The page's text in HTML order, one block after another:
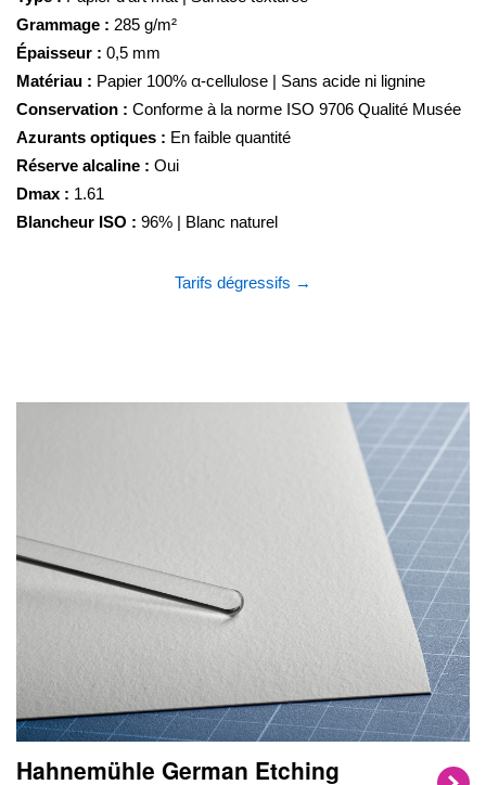
Grammage : 285 g/m²
Épaisseur : 0,5 mm
Matériau : Papier 100% α-cellulose | Sans acide ni lignine
Conservation : Conforme à la norme ISO 9706 Qualité Musée
Azurants optiques : En faible quantité
Réserve alcaline : Oui
Dmax : 1.61
Blancheur ISO : 96% | Blanc naturel
Tarifs dégressifs →
Hahnemühle German Etching